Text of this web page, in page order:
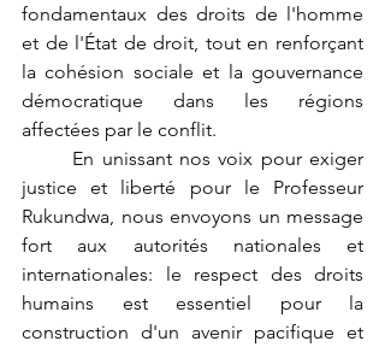
fondamentaux des droits de l'homme
et de l'État de droit, tout en renforçant
la cohésion sociale et la gouvernance
démocratique dans les régions
affectées par le conflit.
justice et liberté pour le Professeur
Rukundwa, nous envoyons un message
fort aux autorités nationales et
internationales: le respect des droits
humains est essentiel pour la
construction d'un avenir pacifique et